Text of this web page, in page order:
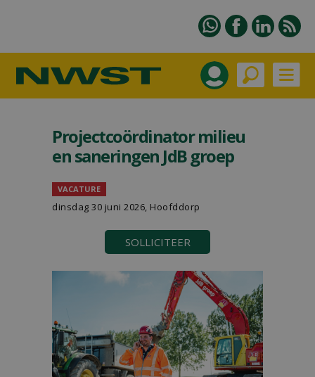
Projectcoördinator milieu
en saneringen JdB groep
VACATURE
dinsdag 30 juni 2026, Hoofddorp
SOLLICITEER